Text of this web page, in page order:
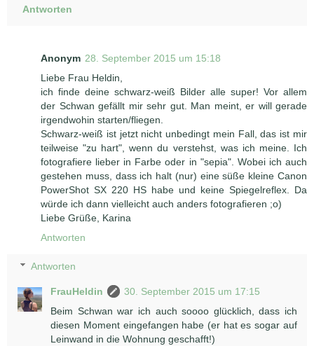
Antworten
Anonym 28. September 2015 um 15:18
Liebe Frau Heldin,
ich finde deine schwarz-weiß Bilder alle super! Vor allem
der Schwan gefällt mir sehr gut. Man meint, er will gerade
irgendwohin starten/fliegen.
Schwarz-weiß ist jetzt nicht unbedingt mein Fall, das ist mir
teilweise "zu hart", wenn du verstehst, was ich meine. Ich
fotografiere lieber in Farbe oder in "sepia". Wobei ich auch
gestehen muss, dass ich halt (nur) eine süße kleine Canon
PowerShot SX 220 HS habe und keine Spiegelreflex. Da
würde ich dann vielleicht auch anders fotografieren ;o)
Liebe Grüße, Karina
Antworten
Antworten
FrauHeldin
30. September 2015 um 17:15
Beim Schwan war ich auch soooo glücklich, dass ich
diesen Moment eingefangen habe (er hat es sogar auf
Leinwand in die Wohnung geschafft!)